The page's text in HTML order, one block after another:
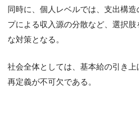
同時に、個人レベルでは、支出構
プによる収入源の分散など、選択
な対策となる。
社会全体としては、基本給の引き
再定義が不可欠である。